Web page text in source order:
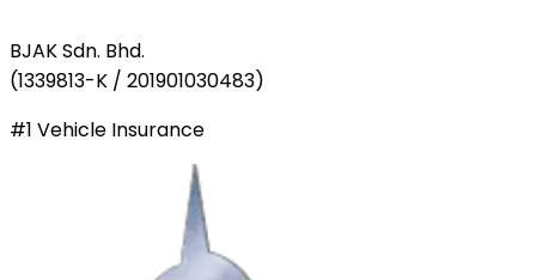
BJAK Sdn. Bhd.
(1339813-K / 201901030483)
#1 Vehicle Insurance